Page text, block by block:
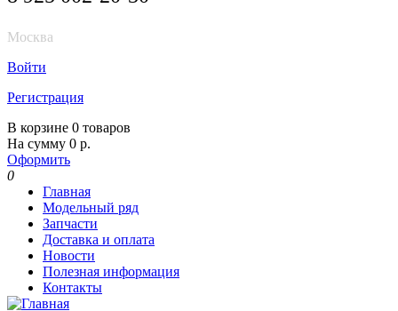
Москва
Войти
Регистрация
В корзине 0 товаров
На сумму 0 р.
Оформить
0
Главная
Модельный ряд
Запчасти
Доставка и оплата
Новости
Полезная информация
Контакты